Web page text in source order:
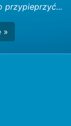
przypieprzyć...
»